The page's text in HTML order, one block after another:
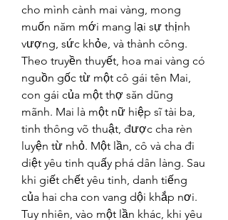
cho mình cành mai vàng, mong
muốn năm mới mang lại sự thịnh
vượng, sức khỏe, và thành công.
Theo truyền thuyết, hoa mai vàng có
nguồn gốc từ một cô gái tên Mai,
con gái của một thợ săn dũng
mãnh. Mai là một nữ hiệp sĩ tài ba,
tinh thông võ thuật, được cha rèn
luyện từ nhỏ. Một lần, cô và cha đi
diệt yêu tinh quấy phá dân làng. Sau
khi giết chết yêu tinh, danh tiếng
của hai cha con vang dội khắp nơi.
Tuy nhiên, vào một lần khác, khi yêu